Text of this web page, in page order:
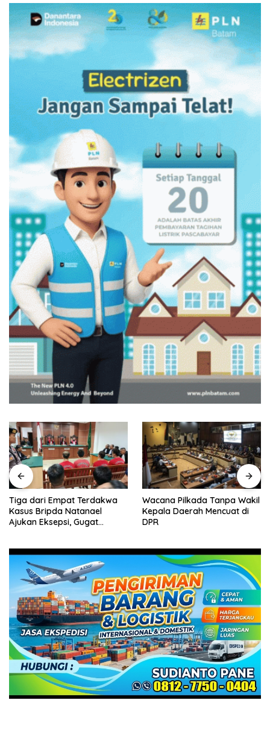
Tiga dari Empat Terdakwa
Kasus Bripda Natanael
Ajukan Eksepsi, Gugat
Wacana Pilkada Tanpa Wakil
Kepala Daerah Mencuat di
DPR